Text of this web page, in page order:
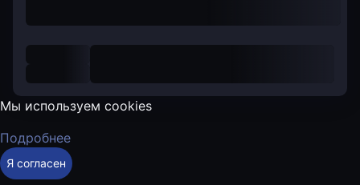
Мы используем cookies
Подробнее
Я согласен